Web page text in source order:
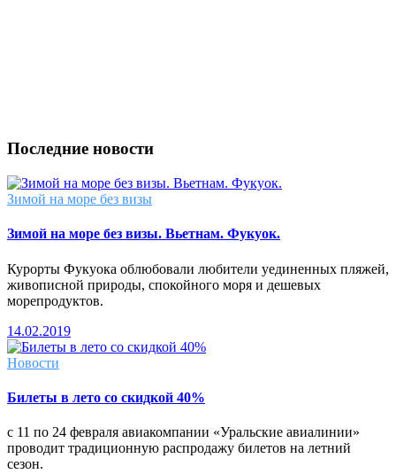
Последние новости
Зимой на море без визы
Зимой на море без визы. Вьетнам. Фукуок.
Курорты Фукуока облюбовали любители уединенных пляжей,
живописной природы, спокойного моря и дешевых
морепродуктов.
14.02.2019
Новости
Билеты в лето со скидкой 40%
с 11 по 24 февраля авиакомпании «Уральские авиалинии»
проводит традиционную распродажу билетов на летний
сезон.